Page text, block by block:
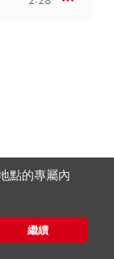
點的專屬內
繼續